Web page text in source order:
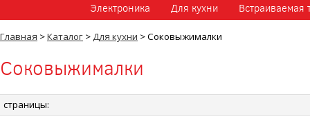
Электроника Для кухни Встраиваемая
Главная >Каталог >Для кухни > Соковыжималки
Соковыжималки
страницы: